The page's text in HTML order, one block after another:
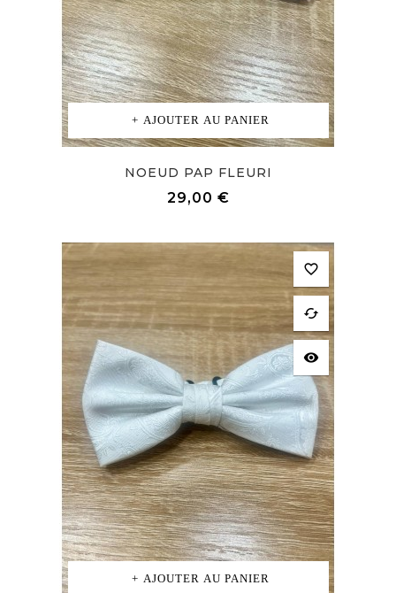
AJOUTER AU PANIER
NOEUD PAP FLEURI
29,00 €Prix
AJOUTER AU PANIER
favorite_border
cached
visibility